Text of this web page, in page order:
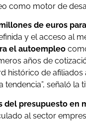
como motor de
de euros
y el acceso al
el autoempleo
años de
histórico de
señaló la
del presupuesto en
al sector